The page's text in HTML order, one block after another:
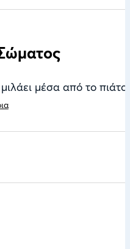
μέσα από το πιάτο.